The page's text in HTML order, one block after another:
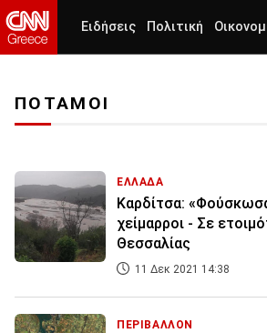
Ειδήσεις Πολιτική
ΠΟΤΑΜΟΙ
ΕΛΛΑΔΑ
Καρδίτσα:
χείμαρροι - Σε
Θεσσαλίας
11 Δεκ 2021 14:38
ΠΕΡΙΒΑΛΛΟΝ